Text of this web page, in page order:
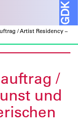
ᐯ
ᐯ
ᐯ
/ Artist Residency –
/
und